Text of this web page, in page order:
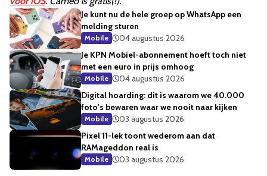
Je kunt nu de hele groep op WhatsApp een
melding sturen
Mobile
04 augustus 2026
Je KPN Mobiel-abonnement hoeft toch niet
met een euro in prijs omhoog
Mobile
04 augustus 2026
Digital hoarding: dit is waarom we 40.000
foto's bewaren waar we nooit naar kijken
Mobile
03 augustus 2026
Pixel 11-lek toont wederom aan dat
RAMageddon real is
Mobile 03 augustus 2026